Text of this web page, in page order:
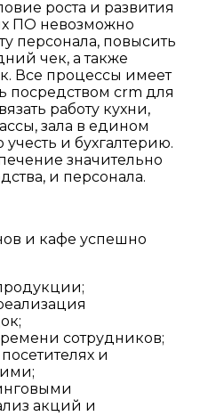
роста и развития
ПО невозможно
персонала, повысить
чек, а также
Все процессы имеет
посредством crm для
работу кухни,
зала в едином
и бухгалтерию.
значительно
и персонала.
и кафе успешно
сотрудников;
и
акций и